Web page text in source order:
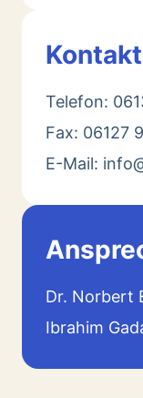
Kontakt
Telefon:
Fax: 06127
E-Mail:
Dr. Norbert
Ibrahim